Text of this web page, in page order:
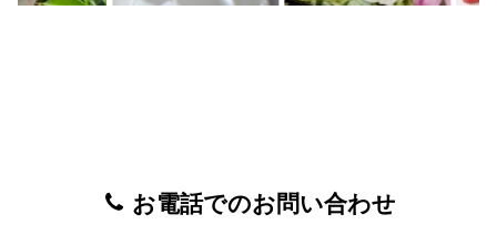
お電話でのお問い合わせ